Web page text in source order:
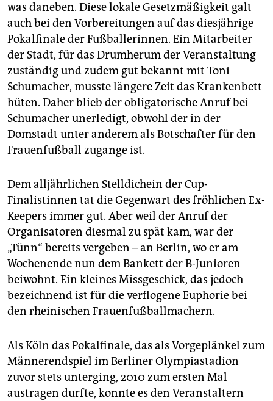
abo
genossenschaft
epaper login
was daneben. Diese lokale Gesetzmäßigkeit galt
auch bei den Vorbereitungen auf das diesjährige
Pokalfinale der Fußballerinnen. Ein Mitarbeiter
der Stadt, für das Drumherum der Veranstaltung
zuständig und zudem gut bekannt mit Toni
Schumacher, musste längere Zeit das Krankenbett
hüten. Daher blieb der obligatorische Anruf bei
Schumacher unerledigt, obwohl der in der
Domstadt unter anderem als Botschafter für den
Frauenfußball zugange ist.
Dem alljährlichen Stelldichein der Cup-
Finalistinnen tat die Gegenwart des fröhlichen Ex-
Keepers immer gut. Aber weil der Anruf der
Organisatoren diesmal zu spät kam, war der
„Tünn“ bereits vergeben – an Berlin, wo er am
Wochenende nun dem Bankett der B-Junioren
beiwohnt. Ein kleines Missgeschick, das jedoch
bezeichnend ist für die verflogene Euphorie bei
den rheinischen Frauenfußballmachern.
Als Köln das Pokalfinale, das als Vorgeplänkel zum
Männerendspiel im Berliner Olympiastadion
zuvor stets unterging, 2010 zum ersten Mal
austragen durfte, konnte es den Veranstaltern